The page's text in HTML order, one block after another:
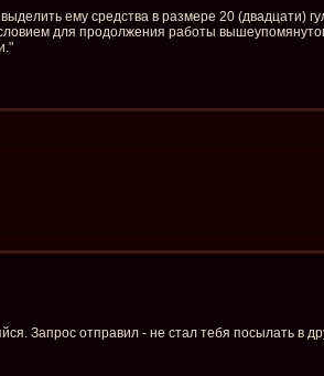
ему средства в размере 20 (двадцати)
для продолжения работы
Запрос отправил - не стал тебя посылать в